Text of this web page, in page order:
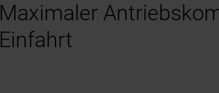
Maximaler
Einfahrt